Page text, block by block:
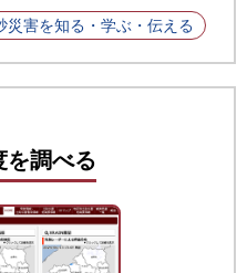
災害を知る・学ぶ・伝える
調べる